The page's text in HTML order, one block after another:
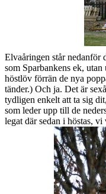
Elvaåringen står nedanför
som Sparbankens ek,
höstlöv förrän de nya
tänder.) Och ja. Det är
tydligen enkelt att ta sig
som leder upp till de
legat där sedan i höstas, vi